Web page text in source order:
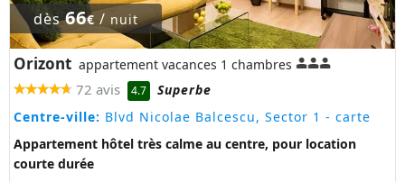
dès66€ / nuit
Orizont appartement vacances 1 chambres
72 avis 4.7
Superbe
Centre-ville: Blvd Nicolae Balcescu, Sector 1 - carte
Appartement hôtel très calme au centre, pour location
courte durée